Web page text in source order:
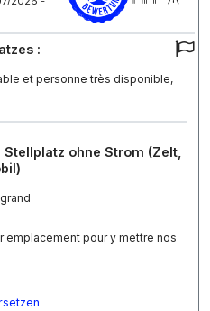
:
et personne très disponible,
ohne Strom (Zelt,
emplacement pour y mettre nos